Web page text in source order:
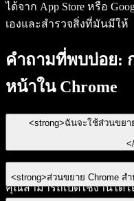
ได้จาก App Store หรือ
เองและสำรวจสิ่งที่มันมีให้
คำถามที่พบบ่อย:
หน้าใน Chrome
<strong>ฉันจะใช้ส่วนขยา
หลังจากติดตั้งส่วนขยายกา
คุณสามารถเปิดใช้งานได้
<strong>ส่วนขยาย Chrome ส